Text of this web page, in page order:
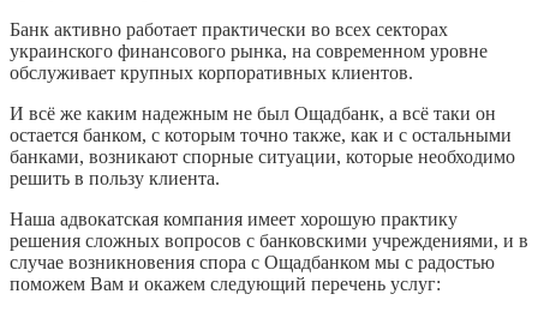
Банк активно работает практически во всех секторах
украинского финансового рынка, на современном уровне
обслуживает крупных корпоративных клиентов.
И всё же каким надежным не был Ощадбанк, а всё таки он
остается банком, с которым точно также, как и с остальными
банками, возникают спорные ситуации, которые необходимо
решить в пользу клиента.
Наша адвокатская компания имеет хорошую практику
решения сложных вопросов с банковскими учреждениями, и в
случае возникновения спора с Ощадбанком мы с радостью
поможем Вам и окажем следующий перечень услуг: